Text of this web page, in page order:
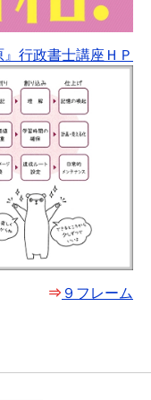
』行政書士講座ＨＰ
⇒ ９フレーム